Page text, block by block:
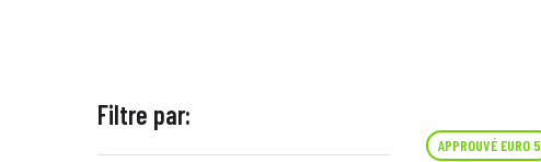
Filtre par:
APPROUVÉ EURO 5